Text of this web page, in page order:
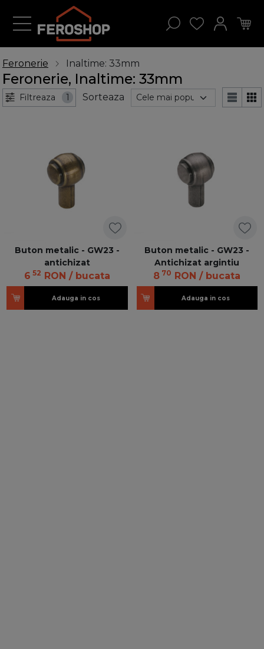
Feronerie Inaltime: 33mm
Feronerie, Inaltime: 33mm
Filtreaza 1 Sorteaza
Buton metalic - GW23 -
antichizat
6 52 RON / bucata
Adauga in cos
Buton metalic - GW23 -
Antichizat argintiu
8 70 RON / bucata
Adauga in cos